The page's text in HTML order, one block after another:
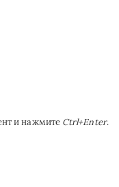
и нажмите Ctrl+Enter.